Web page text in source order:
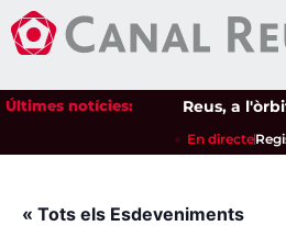
Últimes notícies: Reus, a
En directe
« Tots els Esdeveniments